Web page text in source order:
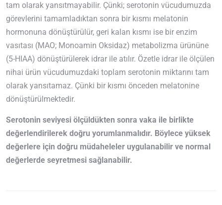
tam olarak yansıtmayabilir. Çünki; serotonin vücudumuzda
görevlerini tamamladıktan sonra bir kısmı melatonin
hormonuna dönüştürülür, geri kalan kısmı ise bir enzim
vasıtası (MAO; Monoamin Oksidaz) metabolizma ürününe
(5-HIAA) dönüştürülerek idrar ile atılır. Özetle idrar ile ölçülen
nihai ürün vücudumuzdaki toplam serotonin miktarını tam
olarak yansıtamaz. Çünki bir kısmı önceden melatonine
dönüştürülmektedir.
Serotonin seviyesi ölçüldükten sonra vaka ile birlikte
değerlendirilerek doğru yorumlanmalıdır. Böylece yüksek
değerlere için doğru müdaheleler uygulanabilir ve normal
değerlerde seyretmesi sağlanabilir.